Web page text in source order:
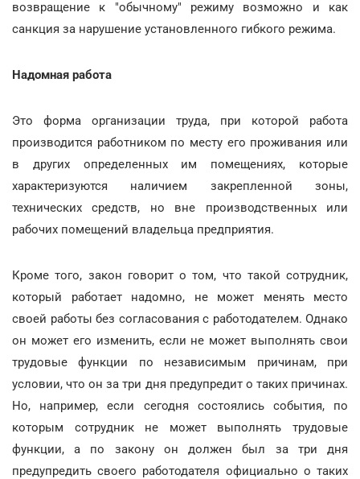
возвращение к "обычному" режиму возможно и как
санкция за нарушение установленного гибкого режима.
Надомная работа
Это форма организации труда, при которой работа
производится работником по месту его проживания или
в других определенных им помещениях, которые
характеризуются наличием закрепленной зоны,
технических средств, но вне производственных или
рабочих помещений владельца предприятия.
Кроме того, закон говорит о том, что такой сотрудник,
который работает надомно, не может менять место
своей работы без согласования с работодателем. Однако
он может его изменить, если не может выполнять свои
трудовые функции по независимым причинам, при
условии, что он за три дня предупредит о таких причинах.
Но, например, если сегодня состоялись события, по
которым сотрудник не может выполнять трудовые
функции, а по закону он должен был за три дня
предупредить своего работодателя официально о таких